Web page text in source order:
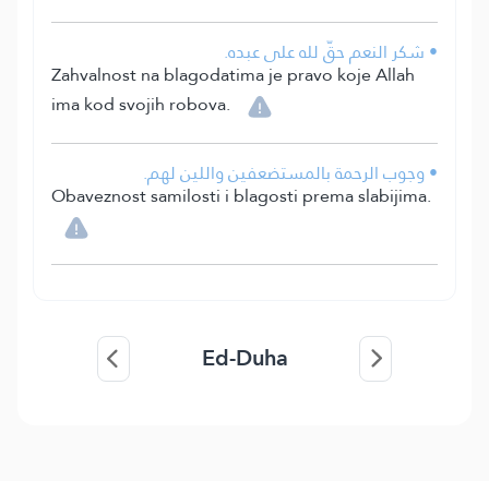
• شكر النعم حقّ لله على عبده.
Zahvalnost na blagodatima je pravo koje Allah
ima kod svojih robova.
• وجوب الرحمة بالمستضعفين واللين لهم.
Obaveznost samilosti i blagosti prema slabijima.
Ed-Duha